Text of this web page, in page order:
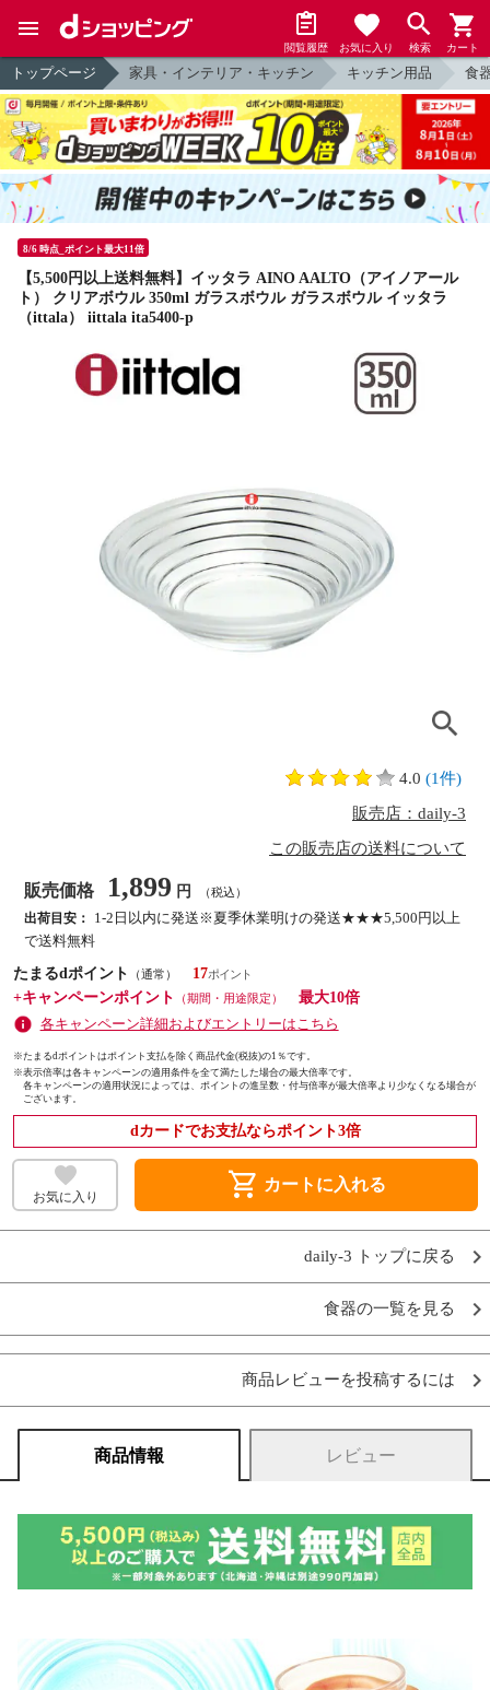
閲覧履歴 お気に入り 検索 カート
トップページ 家具・インテリア・キッチン キッチン用品 食
8/6 時点_ポイント最大11倍
【5,500円以上送料無料】イッタラ AINO AALTO（アイノアール
ト） クリアボウル 350ml ガラスボウル ガラスボウル イッタラ
（ittala） iittala ita5400-p
4.0 (1件)
販売店：daily-3
この販売店の送料について
販売価格 1,899 円 （税込）
出荷目安：
1-2日以内に発送※夏季休業明けの発送★★★5,500円以上
で送料無料
たまるdポイント
（通常）
17
+キャンペーンポイント
（期間・用途限定）
最大10倍
各キャンペーン詳細およびエントリーはこちら
※たまるdポイントはポイント支払を除く商品代金(税抜)の1％です。
※表示倍率は各キャンペーンの適用条件を全て満たした場合の最大倍率です。
各キャンペーンの適用状況によっては、ポイントの進呈数・付与倍率が最大倍率より少なくなる場合が
ございます。
dカードでお支払ならポイント3倍
お気に入り shopping_cart カートに入れる
daily-3 トップに戻る
食器の一覧を見る
商品レビューを投稿するには
商品情報 レビュー